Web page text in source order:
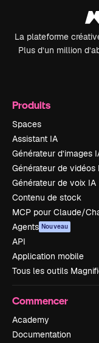
La plateforme
Plus d’un million
Produits
Spaces
Assistant IA
Générateur d’images
Générateur de vidéos
Générateur de voix IA
Contenu de stock
MCP pour Claude/
Agents Nouveau
API
Application mobile
Tous les outils
Commencer
Academy
Documentation